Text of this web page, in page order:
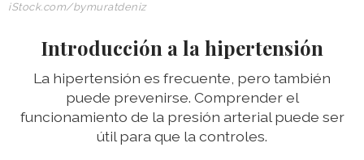
iStock.com/bymuratdeniz
Introducción a la hipertensión
La hipertensión es frecuente, pero también
puede prevenirse. Comprender el
funcionamiento de la presión arterial puede ser
útil para que la controles.